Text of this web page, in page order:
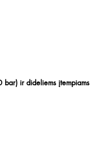
bar) ir dideliems įtempiams